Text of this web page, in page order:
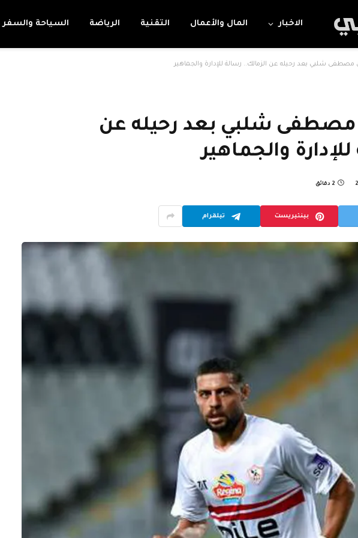
الاخبار المال والأعمال التقنية الرياضة السياحة والسفر
شلبي بعد رحيله عن الزمالك.. رسالة للإدارة والجماهير
مصطفى شلبي بعد رحيله عن
والجماهير
2 دقائق
بينتيريست تيلقرام